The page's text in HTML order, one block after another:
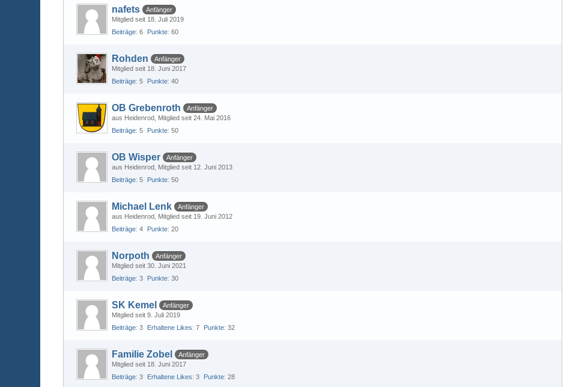
nafets
Anfänger
Mitglied seit 18. Juli 2019
Beiträge 6 Punkte 60
Rohden
Anfänger
Mitglied seit 18. Juni 2017
Beiträge 5 Punkte 40
OB Grebenroth
Anfänger
aus Heidenrod Mitglied seit 24. Mai 2016
Beiträge 5 Punkte 50
OB Wisper
Anfänger
aus Heidenrod Mitglied seit 12. Juni 2013
Beiträge 5 Punkte 50
Michael Lenk
Anfänger
aus Heidenrod Mitglied seit 19. Juni 2012
Beiträge 4 Punkte 20
Norpoth
Anfänger
Mitglied seit 30. Juni 2021
Beiträge 3 Punkte 30
SK Kemel
Anfänger
Mitglied seit 9. Juli 2019
Beiträge 3 Erhaltene Likes 7 Punkte 32
Familie Zobel
Anfänger
Mitglied seit 18. Juni 2017
Beiträge 3 Erhaltene Likes 3 Punkte 28